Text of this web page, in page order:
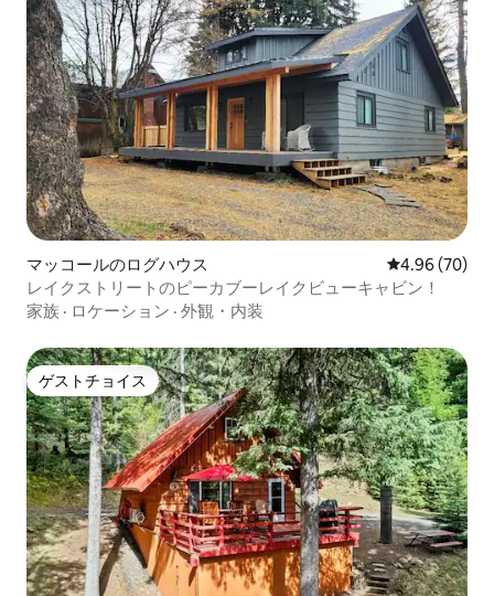
マッコールのログハウス レビュー70
4.96 (70)
レイクストリートのピーカブーレイクビューキャビン！
家族 · ロケーション · 外観・内装
ゲストチョイス
ゲストチョイス